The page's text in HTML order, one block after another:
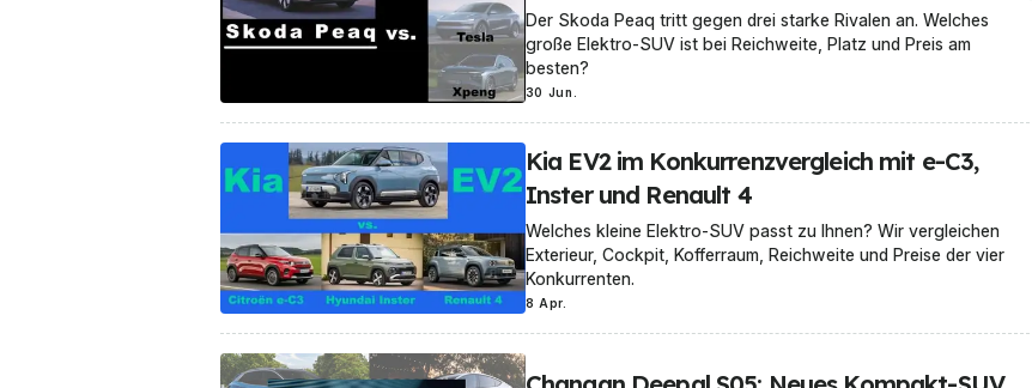
Der Skoda Peaq tritt gegen drei starke Rivalen an. Welches
große Elektro-SUV ist bei Reichweite, Platz und Preis am
besten?
30 Jun.
Kia EV2 im Konkurrenzvergleich mit e-C3,
Inster und Renault 4
Welches kleine Elektro-SUV passt zu Ihnen? Wir vergleichen
Exterieur, Cockpit, Kofferraum, Reichweite und Preise der vier
Konkurrenten.
8 Apr.